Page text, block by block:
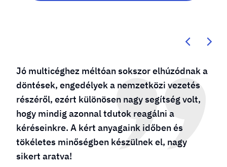
Kötődésem a molino24.hu-hoz évtizedes, már
a cég születésénél is „bábáskodtam”. Több
sikeres vállalkozást is működtetek és mindig
őket bízom meg reklámdekoráció
készítésével. A csapat többször bizonyította
számunkra, hogy mindig a maximumot
nyújtják, gyorsak és proaktívak!